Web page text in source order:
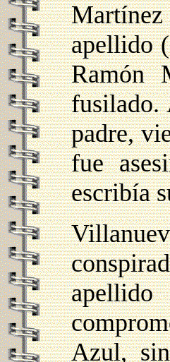
apellido
Ramón
fusilado.
padre,
fue
escribía
Azul,